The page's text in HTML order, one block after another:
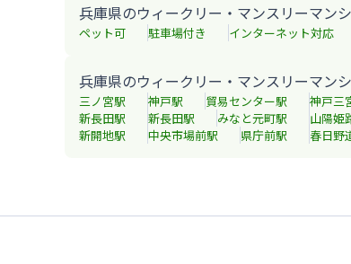
兵庫県のウィークリー・マンスリーマン
ペット可 駐車場付き インターネット対応
兵庫県のウィークリー・マンスリーマン
三ノ宮駅 神戸駅 貿易センター駅 神戸三
新長田駅 新長田駅 みなと元町駅 山陽姫
新開地駅 中央市場前駅 県庁前駅 春日野